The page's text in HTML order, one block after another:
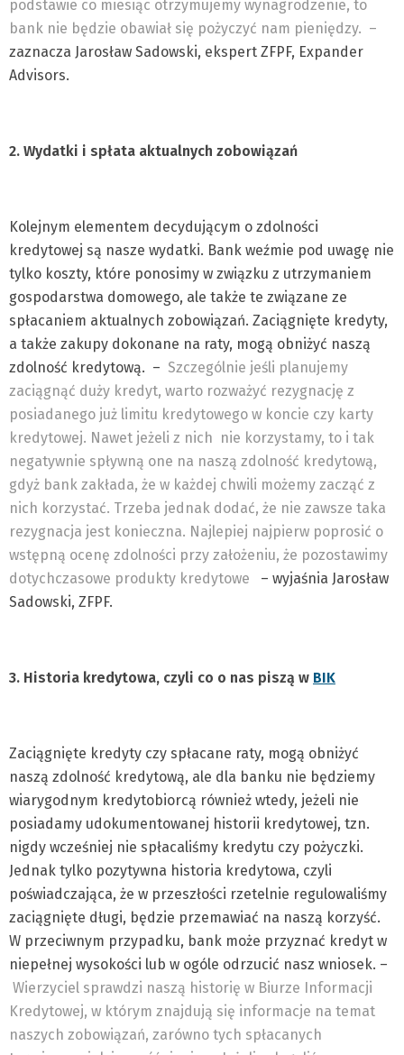
podstawie co miesiąc otrzymujemy wynagrodzenie, to
bank nie będzie obawiał się pożyczyć nam pieniędzy. –
zaznacza Jarosław Sadowski, ekspert ZFPF, Expander
Advisors.
2. Wydatki i spłata aktualnych zobowiązań
Kolejnym elementem decydującym o zdolności
kredytowej są nasze wydatki. Bank weźmie pod uwagę nie
tylko koszty, które ponosimy w związku z utrzymaniem
gospodarstwa domowego, ale także te związane ze
spłacaniem aktualnych zobowiązań. Zaciągnięte kredyty,
a także zakupy dokonane na raty, mogą obniżyć naszą
zdolność kredytową. – Szczególnie jeśli planujemy
zaciągnąć duży kredyt, warto rozważyć rezygnację z
posiadanego już limitu kredytowego w koncie czy karty
kredytowej. Nawet jeżeli z nich nie korzystamy, to i tak
negatywnie spływną one na naszą zdolność kredytową,
gdyż bank zakłada, że w każdej chwili możemy zacząć z
nich korzystać. Trzeba jednak dodać, że nie zawsze taka
rezygnacja jest konieczna. Najlepiej najpierw poprosić o
wstępną ocenę zdolności przy założeniu, że pozostawimy
dotychczasowe produkty kredytowe
– wyjaśnia Jarosław
Sadowski, ZFPF.
3. Historia kredytowa, czyli co o nas piszą w BIK
Zaciągnięte kredyty czy spłacane raty, mogą obniżyć
naszą zdolność kredytową, ale dla banku nie będziemy
wiarygodnym kredytobiorcą również wtedy, jeżeli nie
posiadamy udokumentowanej historii kredytowej, tzn.
nigdy wcześniej nie spłacaliśmy kredytu czy pożyczki.
Jednak tylko pozytywna historia kredytowa, czyli
poświadczająca, że w przeszłości rzetelnie regulowaliśmy
zaciągnięte długi, będzie przemawiać na naszą korzyść.
W przeciwnym przypadku, bank może przyznać kredyt w
niepełnej wysokości lub w ogóle odrzucić nasz wniosek. –
Wierzyciel sprawdzi naszą historię w Biurze Informacji
Kredytowej, w którym znajdują się informacje na temat
naszych zobowiązań, zarówno tych spłacanych